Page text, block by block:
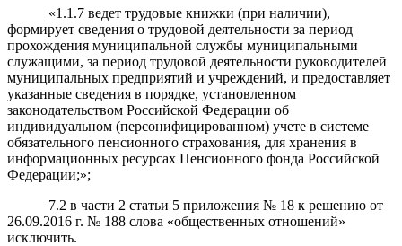
«1.1.7 ведет трудовые книжки (при наличии),
формирует сведения о трудовой деятельности за период
прохождения муниципальной службы муниципальными
служащими, за период трудовой деятельности руководителей
муниципальных предприятий и учреждений, и предоставляет
указанные сведения в порядке, установленном
законодательством Российской Федерации об
индивидуальном (персонифицированном) учете в системе
обязательного пенсионного страхования, для хранения в
информационных ресурсах Пенсионного фонда Российской
Федерации;»;
7.2 в части 2 статьи 5 приложения № 18 к решению от
26.09.2016 г. № 188 слова «общественных отношений»
исключить.